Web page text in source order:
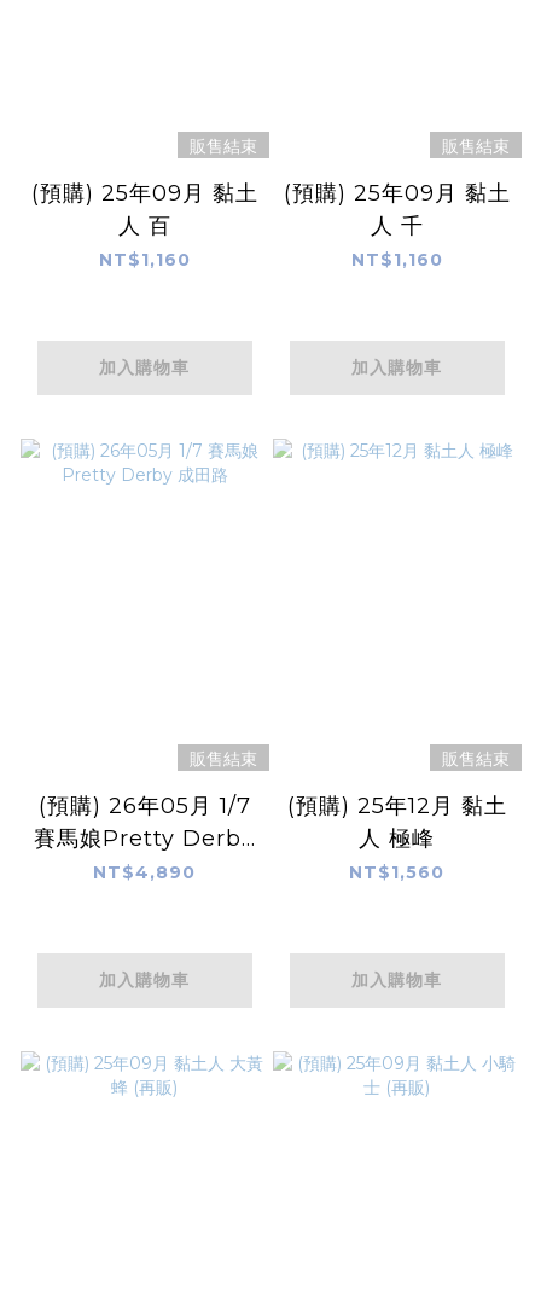
販售結束
(預購) 25年09月 黏土
人 百
NT$1,160
加入購物車
販售結束
(預購) 25年09月 黏土
人 千
NT$1,160
加入購物車
販售結束
(預購) 26年05月 1/7
賽馬娘Pretty Derby
成田路
NT$4,890
加入購物車
販售結束
(預購) 25年12月 黏土
人 極峰
NT$1,560
加入購物車